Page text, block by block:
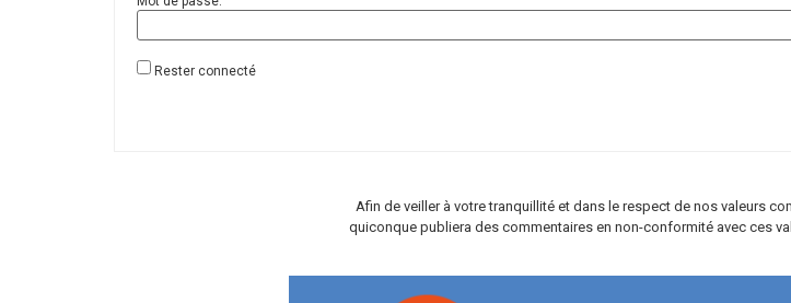
Rester connecté
Afin de veiller à votre tranquillité et dans le respect de nos valeurs
quiconque publiera des commentaires en non-conformité avec ces